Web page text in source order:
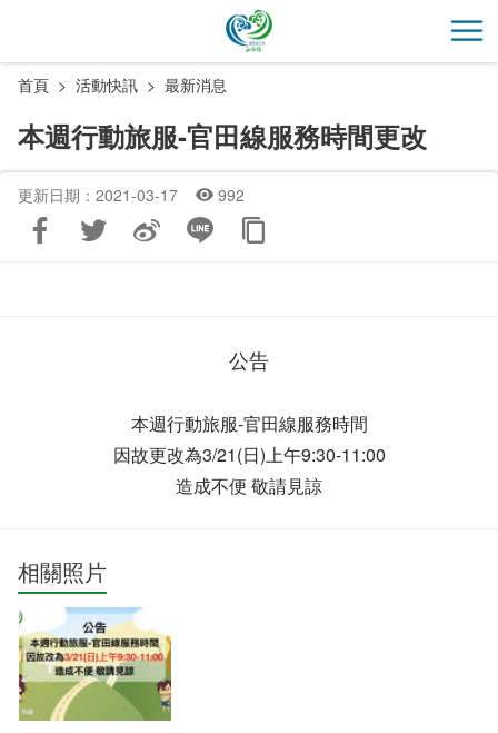
主
區
開
首頁 活動快訊 最新消息
本週行動旅服-官田線服務時間更改
更新日期：2021-03-17 992
公告
本週行動旅服-官田線服務時間
因故更改為3/21(日)上午9:30-11:00
造成不便 敬請見諒
相關照片